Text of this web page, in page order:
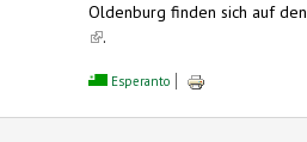
Oldenburg finden sich auf den
(link is external)
.
Esperanto